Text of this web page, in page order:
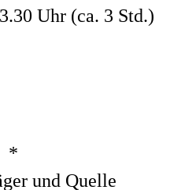
Uhr (ca. 3 Std.)
*
und Quelle